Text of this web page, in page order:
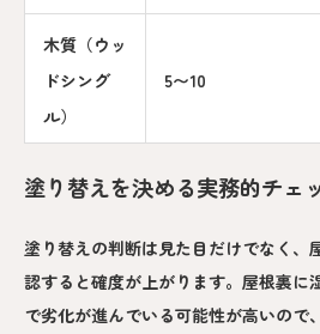
木質（ウッ
ドシング
ル）
5〜10
塗り替えを決める実務的チェ
塗り替えの判断は見た目だけでなく、
認すると確度が上がります。屋根裏に
で劣化が進んでいる可能性が高いので